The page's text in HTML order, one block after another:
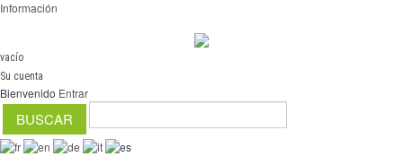
Información
vacío
Su cuenta
Bienvenido Entrar